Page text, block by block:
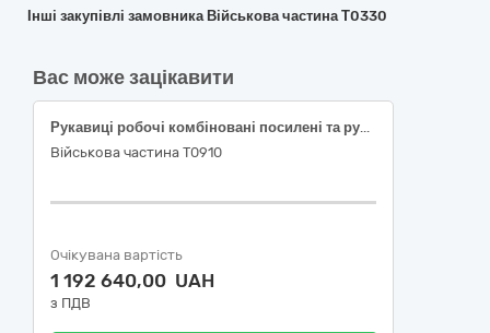
Інші закупівлі замовника Військова частина Т0330
Вас може зацікавити
Рукавиці робочі комбіновані посилені та рукавиці (краги)
Військова частина Т0910
Очікувана вартість
1 192 640,00 UAH
з ПДВ